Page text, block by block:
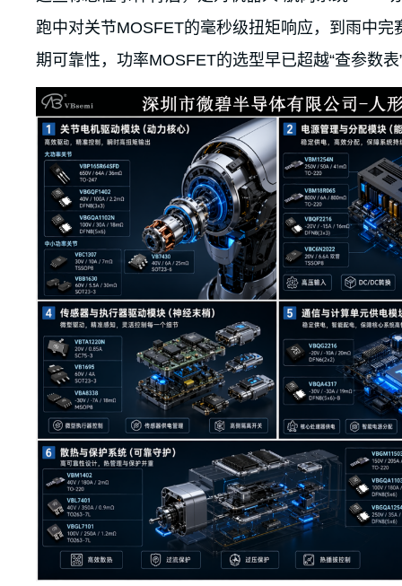
跑中对关节MOSFET的毫秒级扭矩响应，到雨中
期可靠性，功率MOSFET的选型早已超越“查参数